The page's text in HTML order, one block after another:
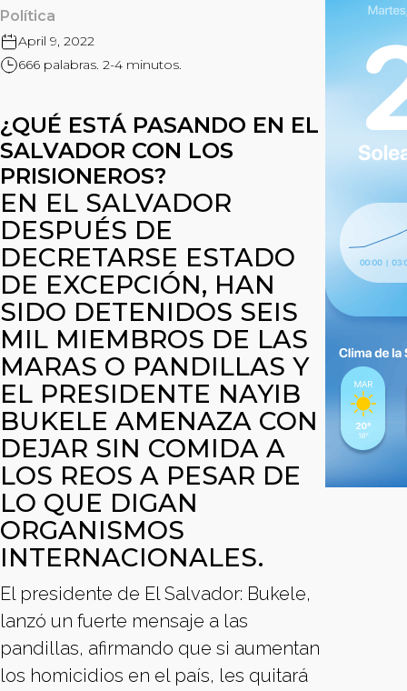
Política
April 9, 2022
666 palabras. 2-4 minutos.
¿QUÉ ESTÁ PASANDO EN EL
SALVADOR CON LOS
PRISIONEROS?
EN EL SALVADOR
DESPUÉS DE
DECRETARSE ESTADO
DE EXCEPCIÓN, HAN
SIDO DETENIDOS SEIS
MIL MIEMBROS DE LAS
MARAS O PANDILLAS Y
EL PRESIDENTE NAYIB
BUKELE AMENAZA CON
DEJAR SIN COMIDA A
LOS REOS A PESAR DE
LO QUE DIGAN
ORGANISMOS
INTERNACIONALES.
El presidente de El Salvador: Bukele,
lanzó un fuerte mensaje a las
pandillas, afirmando que si aumentan
los homicidios en el país, les quitará